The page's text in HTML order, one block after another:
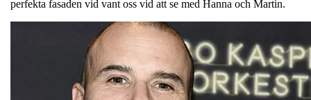
perfekta fasaden vid vant oss vid att se med Hanna och Martin.